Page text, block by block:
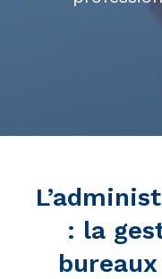
: la